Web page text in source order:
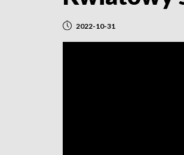
2022-10-31